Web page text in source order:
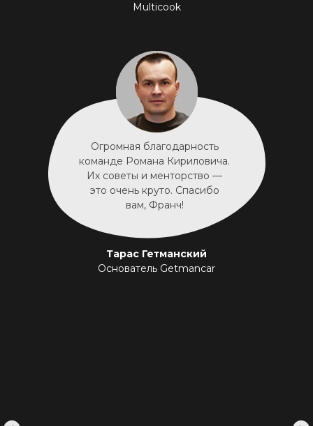
Multicook
Тарас Гетманский
Основатель Getmancar
Огромная благодарность
команде Романа Кириловича.
Их советы и менторство —
это очень круто. Спасибо
вам, Франч!